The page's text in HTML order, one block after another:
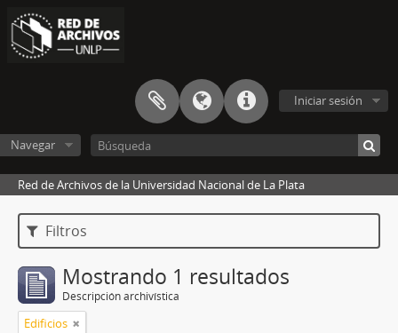
Iniciar sesión
Navegar
Red de Archivos de la Universidad Nacional de La Plata
Filtros
Mostrando 1 resultados
Descripción archivística
Edificios